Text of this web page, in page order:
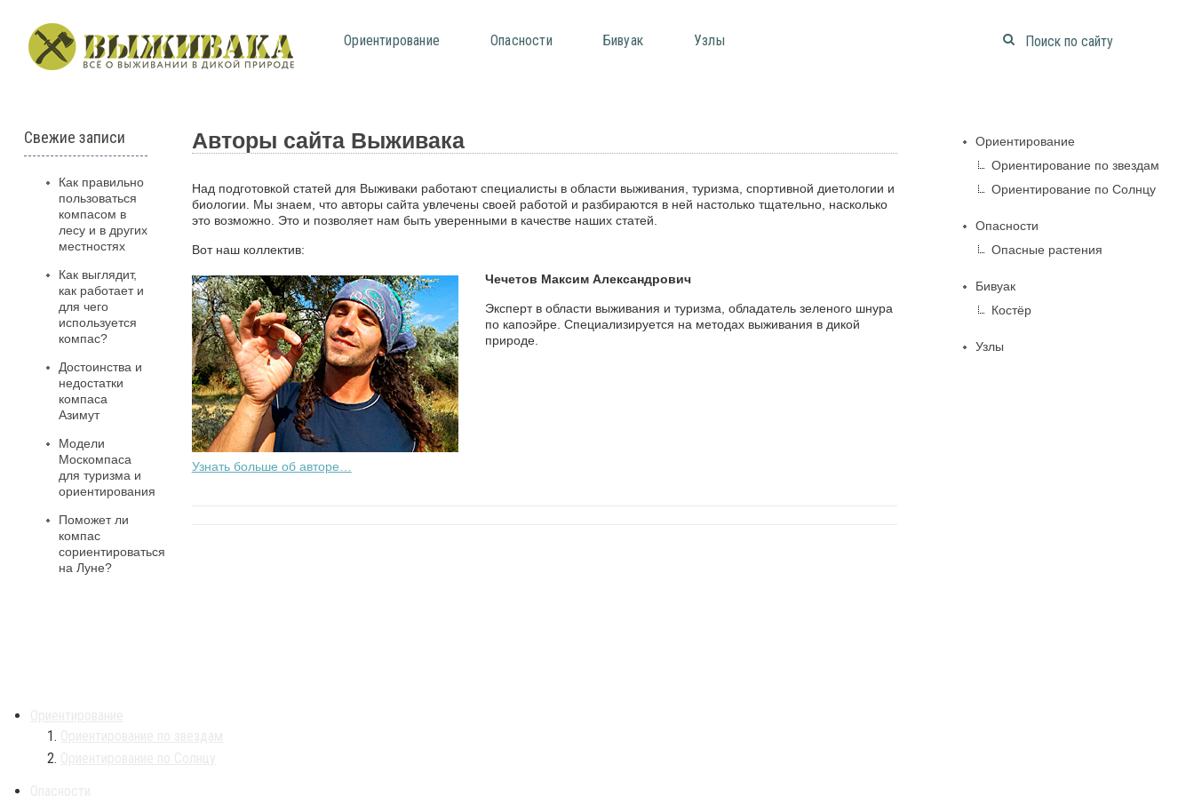
Ориентирование Опасности Бивуак Узлы
Авторы сайта Выживака
Над подготовкой статей для Выживаки работают специалисты в области выживания, туризма, спортивной диетологии и
биологии. Мы знаем, что авторы сайта увлечены своей работой и разбираются в ней настолько тщательно, насколько
это возможно. Это и позволяет нам быть уверенными в качестве наших статей.
Вот наш коллектив:
Чечетов Максим Александрович
Эксперт в области выживания и туризма, обладатель зеленого шнура
по капоэйре. Специализируется на методах выживания в дикой
природе.
Узнать больше об авторе…
Свежие записи
Как правильно
пользоваться
компасом в
лесу и в других
местностях
Как выглядит,
как работает и
для чего
используется
компас?
Достоинства и
недостатки
компаса
Азимут
Модели
Москомпаса
для туризма и
ориентирования
Поможет ли
компас
сориентироваться
на Луне?
Ориентирование
Ориентирование по звездам
Ориентирование по Солнцу
Опасности
Опасные растения
Бивуак
Костёр
Узлы